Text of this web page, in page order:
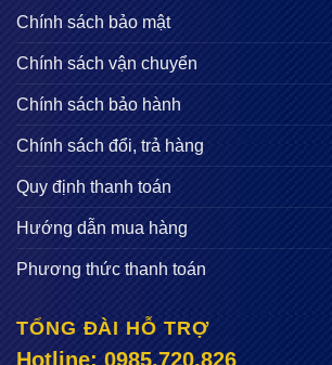
Máy tách hạt ngô 3A750W có ưu
Trên đây là những thông số kĩ thuật cơ
hạt ngô 3a750w, dựa vào đó người tiêu
toán lựa chọn sao cho phù hợp nhất.
Chính sách bảo mật
Chính sách vận chuyển
Chính sách bảo hành
Chính sách đổi, trả hàng
Quy định thanh toán
Hướng dẫn mua hàng
Phương thức thanh toán
TỔNG ĐÀI HỖ TRỢ
Hotline: 0985.720.826